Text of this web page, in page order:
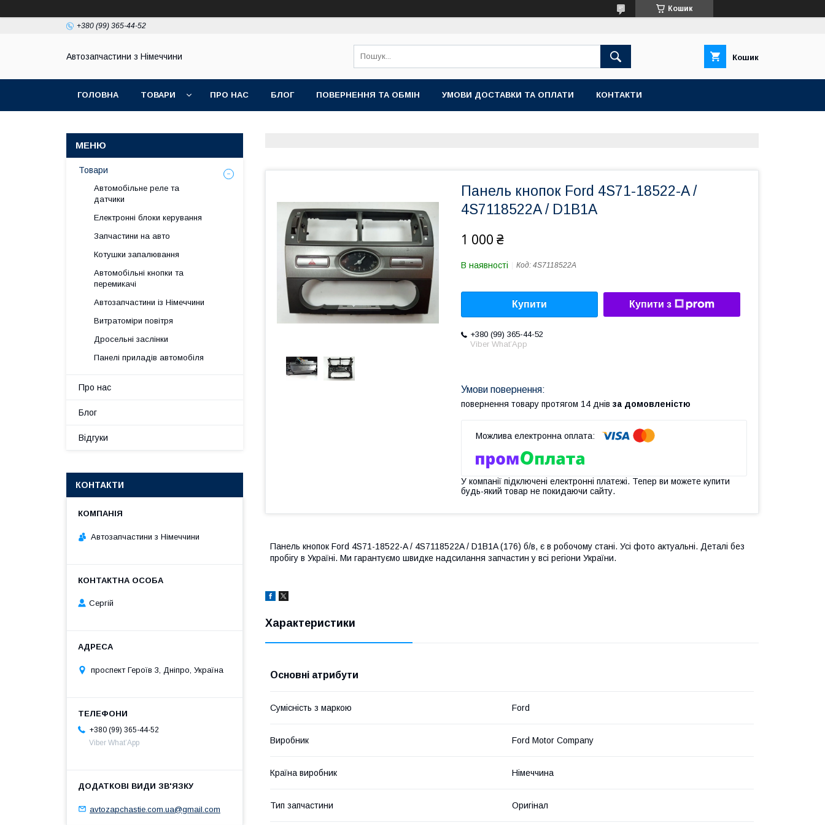
Кошик
+380 (99) 365-44-52
Автозапчастини з Німеччини Кошик
ГОЛОВНА ТОВАРИ ПРО НАС БЛОГ ПОВЕРНЕННЯ ТА ОБМІН УМОВИ ДОСТАВКИ ТА ОПЛАТИ КОНТАКТИ
Панель кнопок Ford 4S71-18522-A /
4S7118522A / D1B1A
1 000 ₴
В наявності Код: 4S7118522A
Купити Купити з
+380 (99) 365-44-52
Viber What’App
повернення товару протягом 14 днів за домовленістю
У компанії підключені електронні платежі. Тепер ви можете купити
будь-який товар не покидаючи сайту.
Панель кнопок Ford 4S71-18522-A / 4S7118522A / D1B1A (176) б/в, є в робочому стані. Усі фото актуальні. Деталі без
пробігу в Україні. Ми гарантуємо швидке надсилання запчастин у всі регіони України.
Характеристики
Основні атрибути
Сумісність з маркою Ford
Виробник Ford Motor Company
Країна виробник Німеччина
Тип запчастини Оригінал
Товари
Автомобільне реле та
датчики
Електронні блоки керування
Запчастини на авто
Котушки запалювання
Автомобільні кнопки та
перемикачі
Автозапчастини із Німеччини
Витратоміри повітря
Дросельні заслінки
Панелі приладів автомобіля
Про нас
Блог
Відгуки
КОНТАКТИ
Автозапчастини з Німеччини
Сергій
проспект Героїв 3, Дніпро, Україна
+380 (99) 365-44-52
Viber What’App
avtozapchastie.com.ua@gmail.com